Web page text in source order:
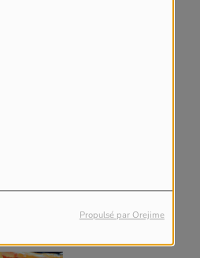
Propulsé par Orejime